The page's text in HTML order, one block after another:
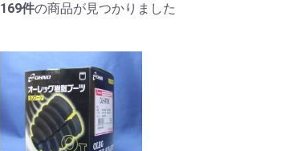
169件の商品が見つかりました